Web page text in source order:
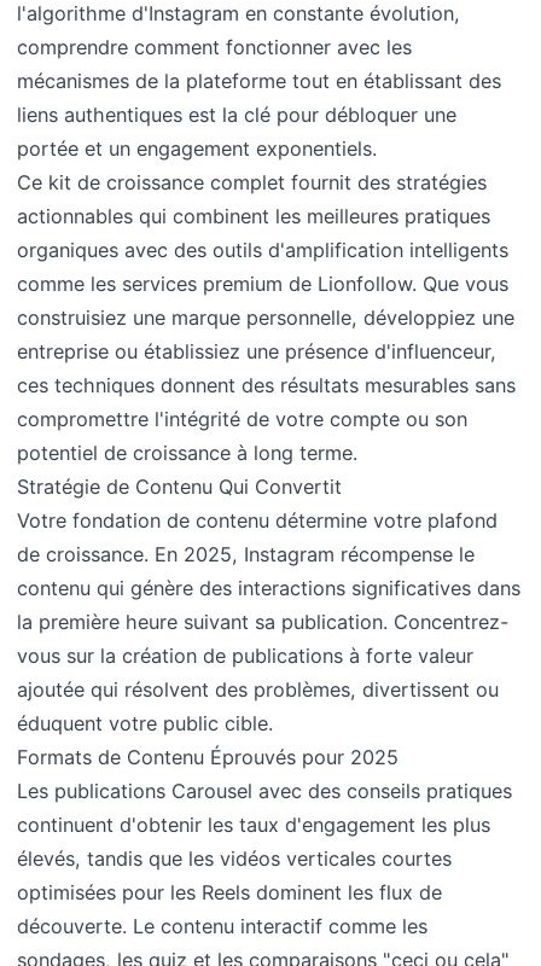
l'algorithme d'Instagram en constante évolution,
comprendre comment fonctionner avec les
mécanismes de la plateforme tout en établissant des
liens authentiques est la clé pour débloquer une
portée et un engagement exponentiels.
Ce kit de croissance complet fournit des stratégies
actionnables qui combinent les meilleures pratiques
organiques avec des outils d'amplification intelligents
comme les services premium de Lionfollow. Que vous
construisiez une marque personnelle, développiez une
entreprise ou établissiez une présence d'influenceur,
ces techniques donnent des résultats mesurables sans
compromettre l'intégrité de votre compte ou son
potentiel de croissance à long terme.
Stratégie de Contenu Qui Convertit
Votre fondation de contenu détermine votre plafond
de croissance. En 2025, Instagram récompense le
contenu qui génère des interactions significatives dans
la première heure suivant sa publication. Concentrez-
vous sur la création de publications à forte valeur
ajoutée qui résolvent des problèmes, divertissent ou
éduquent votre public cible.
Formats de Contenu Éprouvés pour 2025
Les publications Carousel avec des conseils pratiques
continuent d'obtenir les taux d'engagement les plus
élevés, tandis que les vidéos verticales courtes
optimisées pour les Reels dominent les flux de
découverte. Le contenu interactif comme les
sondages, les quiz et les comparaisons "ceci ou cela"